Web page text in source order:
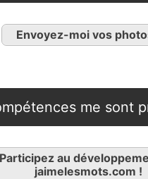
Envoyez-moi vos
me sont
Participez au
jaimelesmots.com !